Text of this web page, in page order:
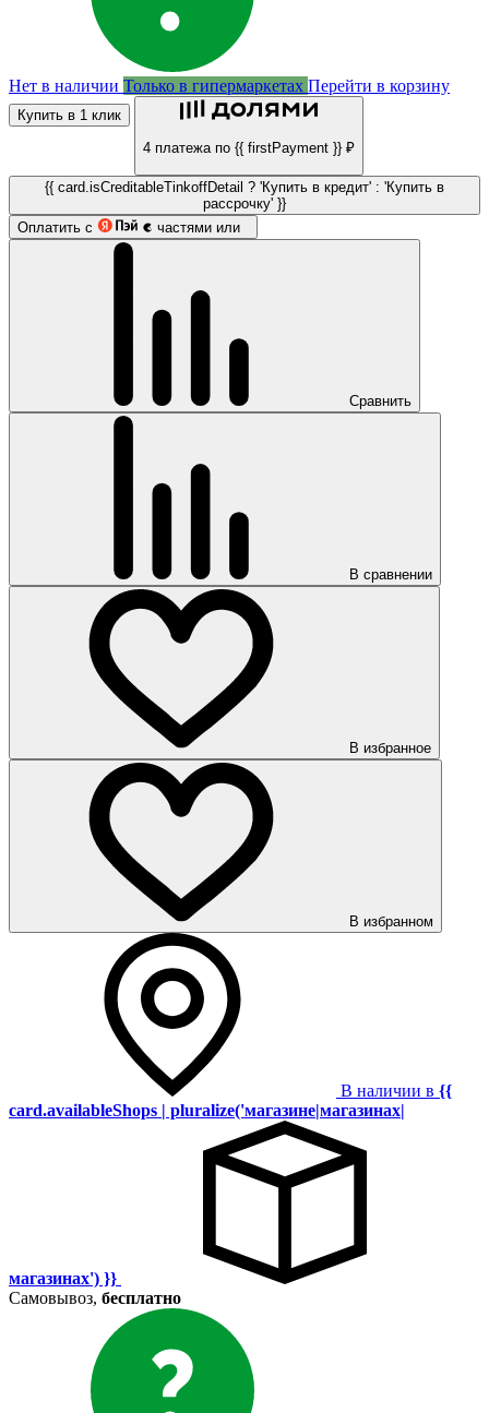
Нет в наличии Только в гипермаркетах Перейти в корзину
Купить в 1 клик
4 платежа по {{ firstPayment }} ₽
{{ card.isCreditableTinkoffDetail ? 'Купить в кредит' : 'Купить в
рассрочку' }}
Оплатить с
частями или
Сравнить
В сравнении
В избранное
В избранном
В наличии в {{
card.availableShops | pluralize('магазине|магазинах|
магазинах') }}
Самовывоз, бесплатно